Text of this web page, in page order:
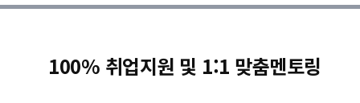
100% 취업지원 및 1:1 맞춤멘토링